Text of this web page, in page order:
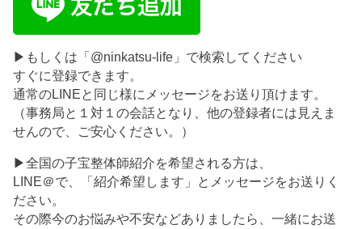
▶もしくは「@ninkatsu-life」で検索してください
すぐに登録できます。
通常のLINEと同じ様にメッセージをお送り頂けます。
（事務局と１対１の会話となり、他の登録者には見えま
せんので、ご安心ください。）
▶全国の子宝整体師紹介を希望される方は、
LINE＠で、「紹介希望します」とメッセージをお送りく
ださい。
その際今のお悩みや不安などありましたら、一緒にお送